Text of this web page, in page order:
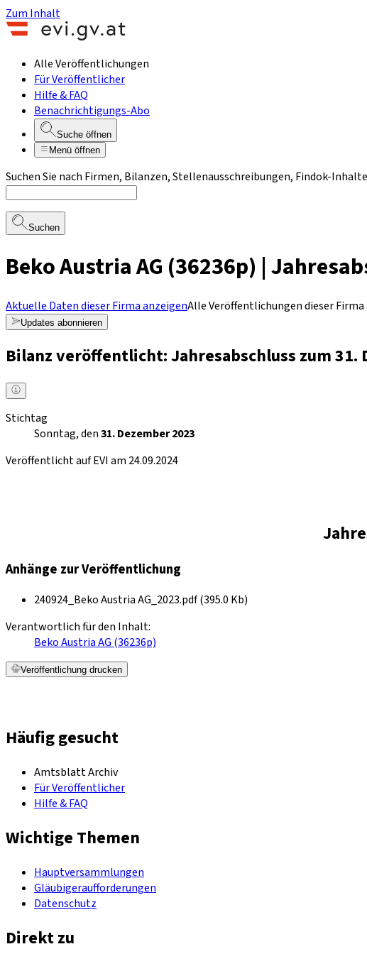
Zum Inhalt
Alle Veröffentlichungen
Für Veröffentlicher
Hilfe & FAQ
Benachrichtigungs-Abo
Suche öffnen
Menü öffnen
Suchen Sie nach Firmen, Bilanzen, Stellenausschreibungen, Findok-
Suchen
Beko Austria AG (36236p) |
Aktuelle Daten dieser Firma anzeigenAlle Veröffentlichungen dieser Firma
Updates abonnieren
Bilanz veröffentlicht: Jahresabschluss zum 31.
Stichtag
Sonntag, den31. Dezember 2023
Veröffentlicht auf EVI am 24.09.2024
Anhänge zur Veröffentlichung
240924_Beko Austria AG_2023.pdf (395.0 Kb)
Verantwortlich für den Inhalt:
Beko Austria AG (36236p)
Veröffentlichung drucken
Häufig gesucht
Amtsblatt Archiv
Für Veröffentlicher
Hilfe & FAQ
Wichtige Themen
Hauptversammlungen
Gläubigeraufforderungen
Datenschutz
Direkt zu